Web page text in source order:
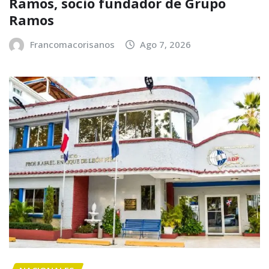
Ramos
Francomacorisanos Ago 7, 2026